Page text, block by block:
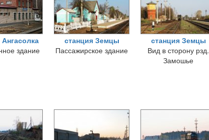
здание
станция Земцы
Пассажирское здание
станция Земцы
Вид в сторону рзд.
Замошье